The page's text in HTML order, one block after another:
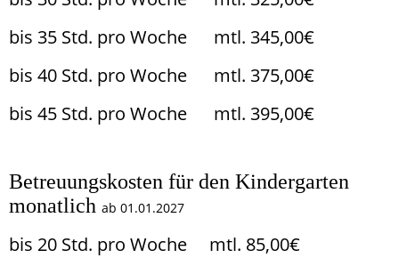
bis 35 Std. pro Woche mtl. 345,00€
bis 40 Std. pro Woche mtl. 375,00€
bis 45 Std. pro Woche mtl. 395,00€
Betreuungskosten für den Kindergarten
monatlich ab 01.01.2027
bis 20 Std. pro Woche mtl. 85,00€